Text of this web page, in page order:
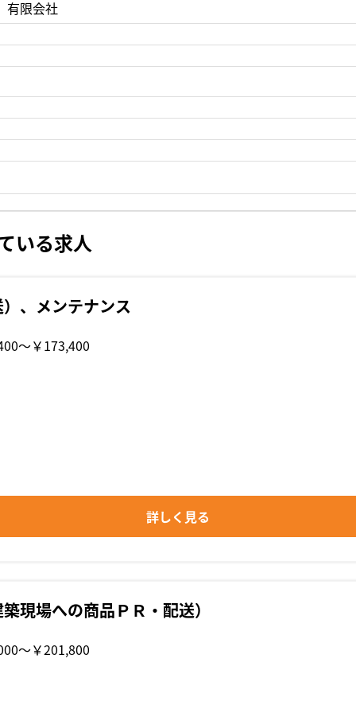
限会社
いる求人
、メンテナンス
〜￥173,400
詳しく見る
現場への商品ＰＲ・配送）
〜￥201,800